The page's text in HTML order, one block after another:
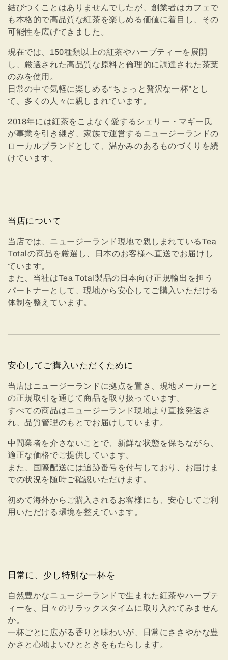
結びつくことはありませんでしたが、創業者はカフェで
も本格的で高品質な紅茶を楽しめる価値に着目し、その
可能性を広げてきました。
現在では、150種類以上の紅茶やハーブティーを展開
し、厳選された高品質な原料と倫理的に調達された茶葉
のみを使用。
日常の中で気軽に楽しめる“ちょっと贅沢な一杯”とし
て、多くの人々に親しまれています。
2018年には紅茶をこよなく愛するシェリー・マギー氏
が事業を引き継ぎ、家族で運営するニュージーランドの
ローカルブランドとして、温かみのあるものづくりを続
けています。
当店について
当店では、ニュージーランド現地で親しまれているTea
Totalの商品を厳選し、日本のお客様へ直送でお届けし
ています。
また、当社はTea Total製品の日本向け正規輸出を担う
パートナーとして、現地から安心してご購入いただける
体制を整えています。
安心してご購入いただくために
当店はニュージーランドに拠点を置き、現地メーカーと
の正規取引を通じて商品を取り扱っています。
すべての商品はニュージーランド現地より直接発送さ
れ、品質管理のもとでお届けしています。
中間業者を介さないことで、新鮮な状態を保ちながら、
適正な価格でご提供しています。
また、国際配送には追跡番号を付与しており、お届けま
での状況を随時ご確認いただけます。
初めて海外からご購入されるお客様にも、安心してご利
用いただける環境を整えています。
日常に、少し特別な一杯を
自然豊かなニュージーランドで生まれた紅茶やハーブテ
ィーを、日々のリラックスタイムに取り入れてみません
か。
一杯ごとに広がる香りと味わいが、日常にささやかな豊
かさと心地よいひとときをもたらします。